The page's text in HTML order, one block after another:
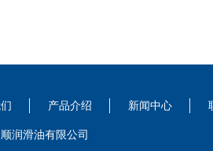
产品介绍 新闻中心
润滑油有限公司